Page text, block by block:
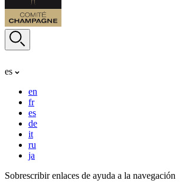
es
en
fr
es
de
it
ru
ja
Sobrescribir enlaces de ayuda a la navegación